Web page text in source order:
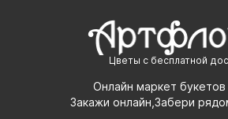
Цветы с бесплатной
Онлайн маркет
Закажи онлайн,Забери